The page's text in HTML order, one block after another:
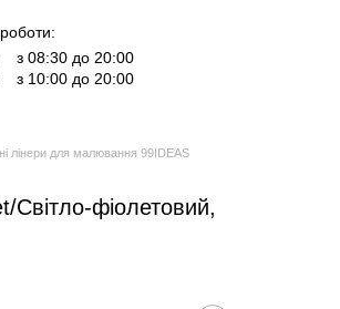
з 08:30 до 20:00
з 10:00 до 20:00
лінери для малювання 99IDEAS
Світло-фіолетовий,